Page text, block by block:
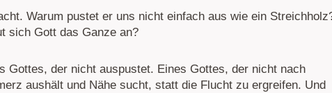
Warum pustet er uns nicht einfach aus wie ein
sich Gott das Ganze an?
Gottes, der nicht auspustet. Eines Gottes, der nicht nach
aushält und Nähe sucht, statt die Flucht zu ergreifen. Und